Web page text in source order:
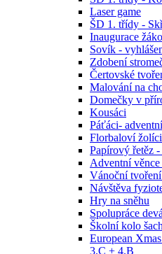
Laser game
ŠD 1. třídy -
Inaugurace
Sovík -
Zdobení
Čertovské
Malování na
Domečky v
Kousáci
Páťáci-
Florbaloví
Papírový řetěz
Adventní
Vánoční
Návštěva
Hry na sněhu
Spolupráce
Školní kolo
European
3.C + 4.B